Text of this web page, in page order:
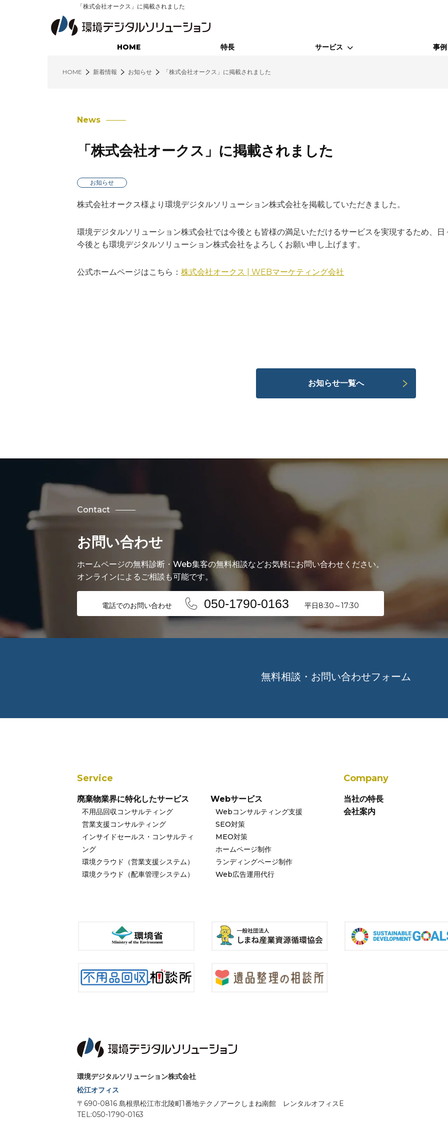
「株式会社オークス」に掲載されました
HOME 特長 サービス
インサイドセールス・コンサルティング
環境クラウド（営業支援システム）
環境クラウド（配車管理システム）
事例
HOME 新着情報 お知らせ 「株式会社オークス」に掲載されました
News
「株式会社オークス」に掲載されました
お知らせ
株式会社オークス様より環境デジタルソリューション株式会社を掲載していただきました。
環境デジタルソリューション株式会社では今後とも皆様の満足いただけるサービスを実現するため、日
今後とも環境デジタルソリューション株式会社をよろしくお願い申し上げます。
公式ホームページはこちら：株式会社オークス | WEBマーケティング会社
お知らせ一覧へ
Contact
お問い合わせ
ホームページの無料診断・Web集客の無料相談などお気軽にお問い合わせください。
オンラインによるご相談も可能です。
電話でのお問い合わせ 050-1790-0163 平日8:30～17:30
無料相談・お問い合わせフォーム
Service
廃棄物業界に特化したサービス
不用品回収コンサルティング
営業支援コンサルティング
インサイドセールス・コンサルティ
ング
環境クラウド（営業支援システム）
環境クラウド（配車管理システム）
Webサービス
Webコンサルティング支援
SEO対策
MEO対策
ホームページ制作
ランディングページ制作
Web広告運用代行
Company
当社の特長
会社案内
環境デジタルソリューション株式会社
松江オフィス
〒690-0816 島根県松江市北陵町1番地テクノアークしまね南館 レンタルオフィスE
TEL:050-1790-0163